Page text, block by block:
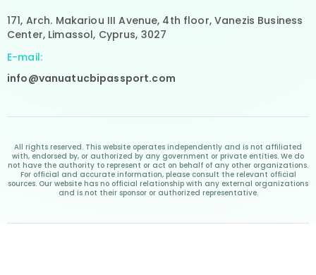
171, Arch. Makariou III Avenue, 4th floor, Vanezis Business
Center, Limassol, Cyprus, 3027
E-mail:
info@vanuatucbipassport.com
All rights reserved. This website operates independently and is not affiliated
with, endorsed by, or authorized by any government or private entities. We do
not have the authority to represent or act on behalf of any other organizations.
For official and accurate information, please consult the relevant official
sources. Our website has no official relationship with any external organizations
and is not their sponsor or authorized representative.